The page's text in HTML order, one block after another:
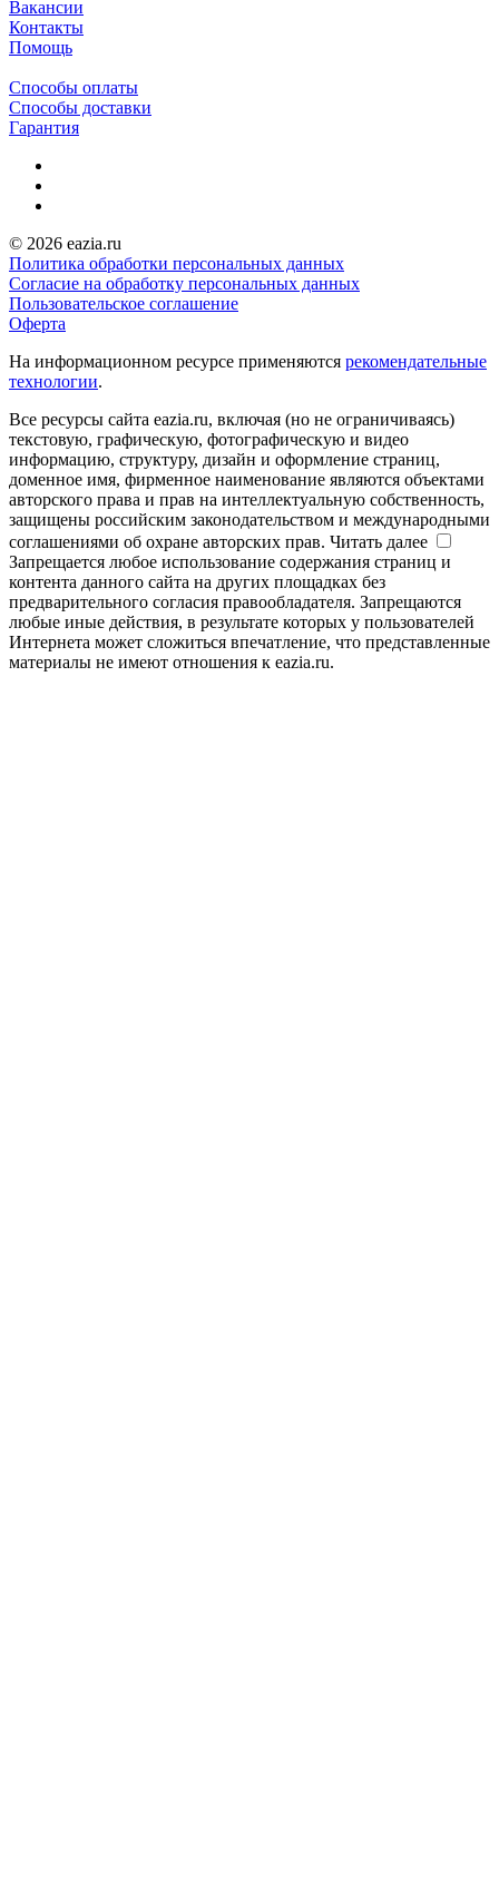
Вакансии
Контакты
Помощь
Способы оплаты
Способы доставки
Гарантия
© 2026 eazia.ru
Политика обработки персональных данных
Согласие на обработку персональных данных
Пользовательское соглашение
Оферта
На информационном ресурсе применяются рекомендательные
технологии.
Все ресурсы сайта eazia.ru, включая (но не ограничиваясь)
текстовую, графическую, фотографическую и видео
информацию, структуру, дизайн и оформление страниц,
доменное имя, фирменное наименование являются объектами
авторского права и прав на интеллектуальную собственность,
защищены российским законодательством и международными
соглашениями об охране авторских прав. Читать далее
Запрещается любое использование содержания страниц и
контента данного сайта на других площадках без
предварительного согласия правообладателя. Запрещаются
любые иные действия, в результате которых у пользователей
Интернета может сложиться впечатление, что представленные
материалы не имеют отношения к eazia.ru.